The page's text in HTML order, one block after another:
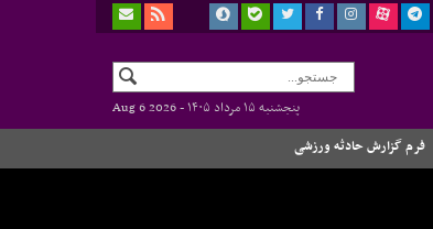
پنجشنبه ۱۵ مرداد ۱۴۰۵ -
Aug 6 2026
فرم گزارش حادثه ورزشی